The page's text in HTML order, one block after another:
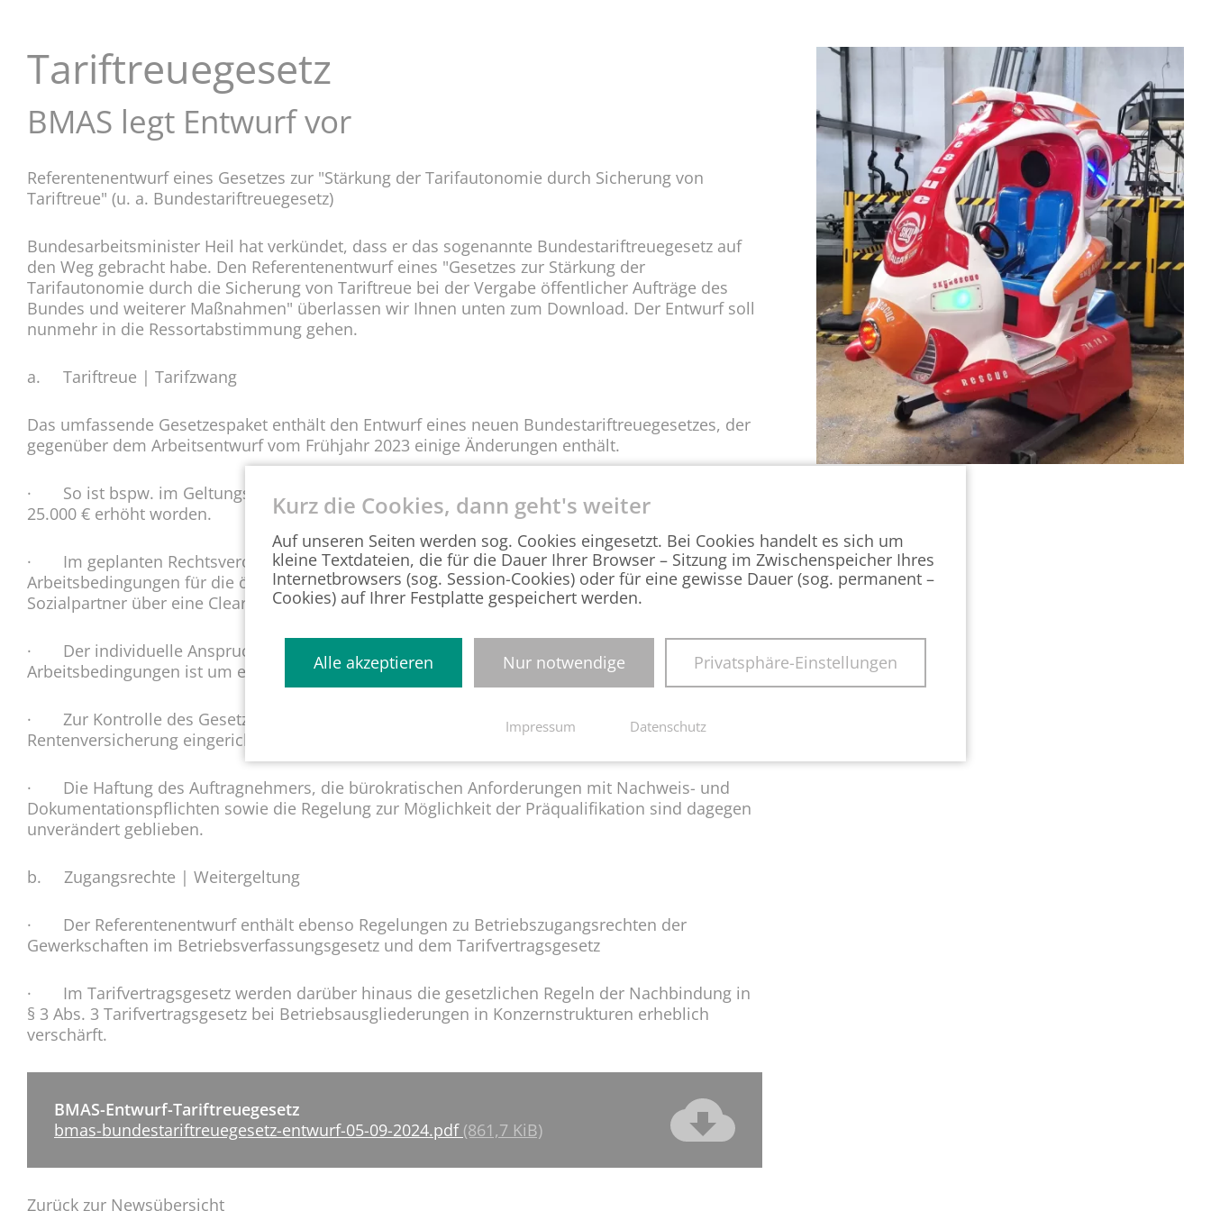
Tariftreuegesetz
BMAS legt Entwurf vor
Referentenentwurf eines Gesetzes zur "Stärkung der Tarifautonomie durch Sicherung von
Tariftreue" (u. a. Bundestariftreuegesetz)
Bundesarbeitsminister Heil hat verkündet, dass er das sogenannte Bundestariftreuegesetz auf
den Weg gebracht habe. Den Referentenentwurf eines "Gesetzes zur Stärkung der
Tarifautonomie durch die Sicherung von Tariftreue bei der Vergabe öffentlicher Aufträge des
Bundes und weiterer Maßnahmen" überlassen wir Ihnen unten zum Download. Der Entwurf soll
nunmehr in die Ressortabstimmung gehen.
a. Tariftreue | Tarifzwang
Das umfassende Gesetzespaket enthält den Entwurf eines neuen Bundestariftreuegesetzes, der
gegenüber dem Arbeitsentwurf vom Frühjahr 2023 einige Änderungen enthält.
· So ist bspw. im Geltungsbereich der Schwellenwert für die Anwendung des Gesetzes auf
25.000 € erhöht worden.
· Im geplanten Rechtsverordnungsverfahren zur Festsetzung verbindlicher
Arbeitsbedingungen für die öffentliche Auftragsvergabe sollen in Konkurrenzfällen die
Sozialpartner über eine Clearingstelle beteiligt werden.
· Der individuelle Anspruch der Arbeitnehmer auf Gewährung der vorgegebenen
Arbeitsbedingungen ist um eine Informationspflicht des Auftragnehmers ergänzt worden.
· Zur Kontrolle des Gesetzes soll zudem eine neue Prüfstelle bei der Deutschen
Rentenversicherung eingerichtet werden.
· Die Haftung des Auftragnehmers, die bürokratischen Anforderungen mit Nachweis- und
Dokumentationspflichten sowie die Regelung zur Möglichkeit der Präqualifikation sind dagegen
unverändert geblieben.
b. Zugangsrechte | Weitergeltung
· Der Referentenentwurf enthält ebenso Regelungen zu Betriebszugangsrechten der
Gewerkschaften im Betriebsverfassungsgesetz und dem Tarifvertragsgesetz
· Im Tarifvertragsgesetz werden darüber hinaus die gesetzlichen Regeln der Nachbindung in
§ 3 Abs. 3 Tarifvertragsgesetz bei Betriebsausgliederungen in Konzernstrukturen erheblich
verschärft.
BMAS-Entwurf-Tariftreuegesetz
bmas-bundestariftreuegesetz-entwurf-05-09-2024.pdf (861,7 KiB)
Zurück zur Newsübersicht
Kurz die Cookies, dann geht's weiter
Auf unseren Seiten werden sog. Cookies eingesetzt. Bei Cookies handelt es sich um
kleine Textdateien, die für die Dauer Ihrer Browser – Sitzung im Zwischenspeicher Ihres
Internetbrowsers (sog. Session-Cookies) oder für eine gewisse Dauer (sog. permanent –
Cookies) auf Ihrer Festplatte gespeichert werden.
Alle akzeptieren Nur notwendige Privatsphäre-Einstellungen
Impressum Datenschutz